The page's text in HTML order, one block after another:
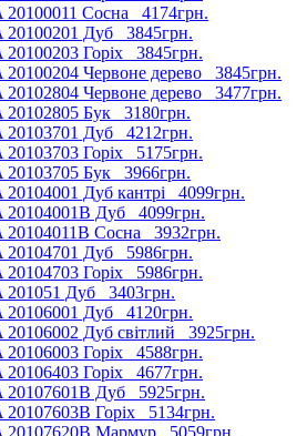
20100011 Сосна 4174грн.
20100201 Дуб 3845грн.
20100203 Горіх 3845грн.
20100204 Червоне дерево 3845грн.
20102804 Червоне дерево 3477грн.
20102805 Бук 3180грн.
20103701 Дуб 4212грн.
20103703 Горіх 5175грн.
20103705 Бук 3966грн.
20104001 Дуб кантрі 4099грн.
20104001B Дуб 4099грн.
20104011B Сосна 3932грн.
20104701 Дуб 5986грн.
20104703 Горіх 5986грн.
201051 Дуб 3403грн.
20106001 Дуб 4120грн.
20106002 Дуб світлий 3925грн.
20106003 Горіх 4588грн.
20106403 Горіх 4677грн.
20107601B Дуб 5925грн.
20107603B Горіх 5134грн.